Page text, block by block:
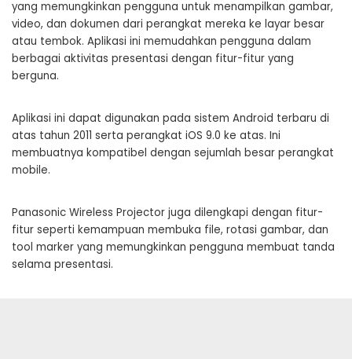
yang memungkinkan pengguna untuk menampilkan gambar,
video, dan dokumen dari perangkat mereka ke layar besar
atau tembok. Aplikasi ini memudahkan pengguna dalam
berbagai aktivitas presentasi dengan fitur-fitur yang
berguna.
Aplikasi ini dapat digunakan pada sistem Android terbaru di
atas tahun 2011 serta perangkat iOS 9.0 ke atas. Ini
membuatnya kompatibel dengan sejumlah besar perangkat
mobile.
Panasonic Wireless Projector juga dilengkapi dengan fitur-
fitur seperti kemampuan membuka file, rotasi gambar, dan
tool marker yang memungkinkan pengguna membuat tanda
selama presentasi.